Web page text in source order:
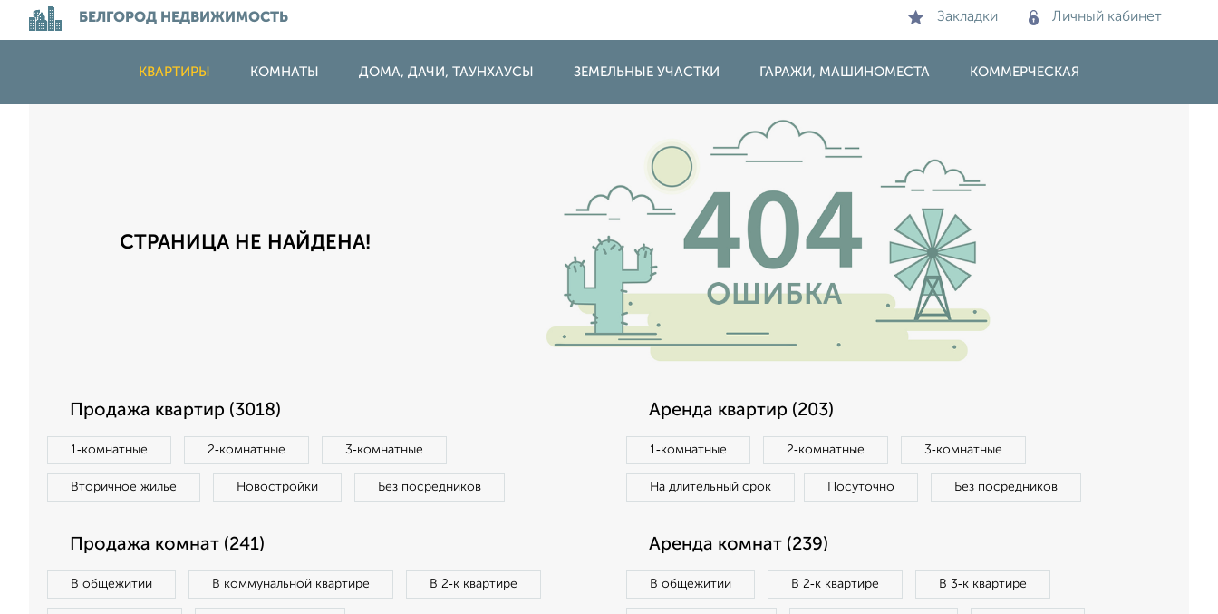
БЕЛГОРОД НЕДВИЖИМОСТЬ Закладки Личный кабинет
КВАРТИРЫ КОМНАТЫ ДОМА, ДАЧИ, ТАУНХАУСЫ ЗЕМЕЛЬНЫЕ УЧАСТКИ ГАРАЖИ, МАШИНОМЕСТА КОММЕРЧЕСКАЯ
СТРАНИЦА НЕ НАЙДЕНА!
Продажа квартир (3018)
1‑комнатные 2‑комнатные 3‑комнатные
Вторичное жилье Новостройки Без посредников
Аренда квартир (203)
1‑комнатные 2‑комнатные 3‑комнатные
На длительный срок Посуточно Без посредников
Продажа комнат (241)
В общежитии В коммунальной квартире В 2‑к квартире
Аренда комнат (239)
В общежитии В 2‑к квартире В 3‑к квартире